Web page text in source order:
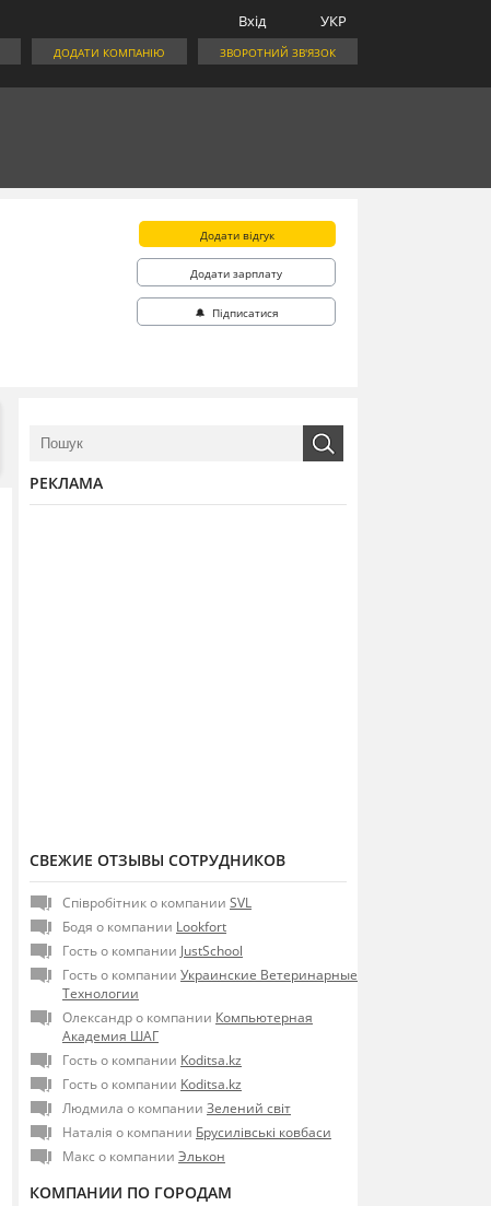
УКР
Вхід
ЗВОРОТНИЙ ЗВ'ЯЗОК
ДОДАТИ КОМПАНІЮ
Додати відгук
Додати зарплату
🔔 Підписатися
РЕКЛАМА
СВЕЖИЕ ОТЗЫВЫ СОТРУДНИКОВ
Співробітник о компании SVL
Бодя о компании Lookfort
Гость о компании JustSchool
Гость о компании Украинские Ветеринарные
Технологии
Олександр о компании Компьютерная
Академия ШАГ
Гость о компании Koditsa.kz
Гость о компании Koditsa.kz
Людмила о компании Зелений світ
Наталія о компании Брусилівські ковбаси
Макс о компании Элькон
КОМПАНИИ ПО ГОРОДАМ